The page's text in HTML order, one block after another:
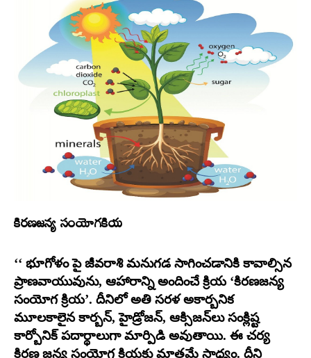
కిరణజన్య సంయోగకియ
‘‘ భూగోళం పై జీవరాశి మనుగడ సాగించడానికి కావాల్సిన
ప్రాణవాయువును, ఆహారాన్ని అందించే క్రియ ‘కిరణజన్య
సంయోగ క్రియ’. దీనిలో అతి సరళ అకార్బనిక
మూలకాలైన కార్బన్‌, హైడ్రోజన్‌, ఆక్సిజన్‌లు సంక్లిష్ట
కార్బోనిక్‌ పదార్థాలుగా మార్పిడి అవుతాయి. ఈ చర్య
కిరణ జన్య సంయోగ క్రియకు మాత్రమే సాధ్యం. దీని